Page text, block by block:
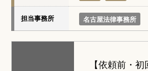
担当事務所 名古屋法律事務所
【依頼前・初